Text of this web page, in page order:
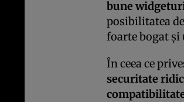
bune
posibilitatea
foarte bogat și
În ceea ce
securitate